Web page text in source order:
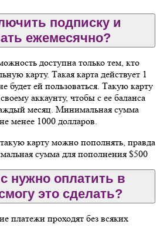
подписку и
ежемесячно?
доступна только тем, кто
карту. Такая карта действует 1
будет ей пользоваться. Такую карту
аккаунту, чтобы с ее баланса
месяц. Минимальная сумма
менее 1000 долларов.
карту можно пополнять, правда
сумма для пополнения $500
нужно оплатить в
это сделать?
платежи проходят без всяких